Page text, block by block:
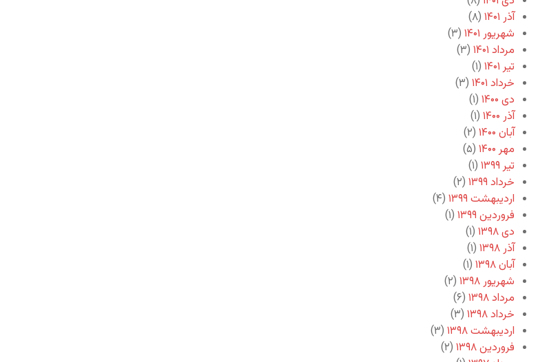
آذر ۱۴۰۱
(۸)
شهریور ۱۴۰۱
(۳)
مرداد ۱۴۰۱
(۳)
تیر ۱۴۰۱
(۱)
خرداد ۱۴۰۱
(۳)
دی ۱۴۰۰
(۱)
آذر ۱۴۰۰
(۱)
آبان ۱۴۰۰
(۲)
مهر ۱۴۰۰
(۵)
تیر ۱۳۹۹
(۱)
خرداد ۱۳۹۹
(۲)
اردیبهشت ۱۳۹۹
(۴)
فروردین ۱۳۹۹
(۱)
دی ۱۳۹۸
(۱)
آذر ۱۳۹۸
(۱)
آبان ۱۳۹۸
(۱)
شهریور ۱۳۹۸
(۲)
مرداد ۱۳۹۸
(۶)
خرداد ۱۳۹۸
(۳)
اردیبهشت ۱۳۹۸
(۳)
فروردین ۱۳۹۸
(۲)